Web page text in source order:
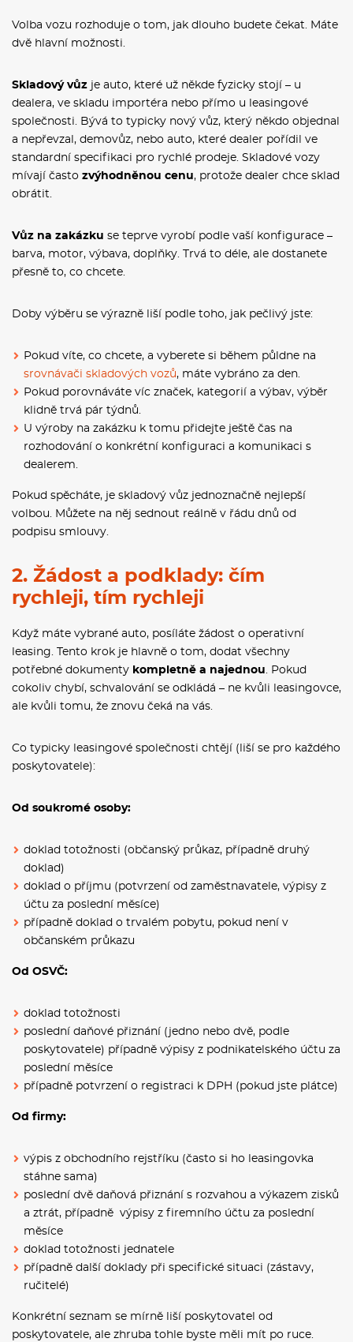
Volba vozu rozhoduje o tom, jak dlouho budete čekat. Máte
dvě hlavní možnosti.
Skladový vůz je auto, které už někde fyzicky stojí – u
dealera, ve skladu importéra nebo přímo u leasingové
společnosti. Bývá to typicky nový vůz, který někdo objednal
a nepřevzal, demovůz, nebo auto, které dealer pořídil ve
standardní specifikaci pro rychlé prodeje. Skladové vozy
mívají často zvýhodněnou cenu, protože dealer chce sklad
obrátit.
Vůz na zakázku se teprve vyrobí podle vaší konfigurace –
barva, motor, výbava, doplňky. Trvá to déle, ale dostanete
přesně to, co chcete.
Doby výběru se výrazně liší podle toho, jak pečlivý jste:
Pokud víte, co chcete, a vyberete si během půldne na
srovnávači skladových vozů, máte vybráno za den.
Pokud porovnáváte víc značek, kategorií a výbav, výběr
klidně trvá pár týdnů.
U výroby na zakázku k tomu přidejte ještě čas na
rozhodování o konkrétní konfiguraci a komunikaci s
dealerem.
Pokud spěcháte, je skladový vůz jednoznačně nejlepší
volbou. Můžete na něj sednout reálně v řádu dnů od
podpisu smlouvy.
2. Žádost a podklady: čím
rychleji, tím rychleji
Když máte vybrané auto, posíláte žádost o operativní
leasing. Tento krok je hlavně o tom, dodat všechny
potřebné dokumenty kompletně a najednou . Pokud
cokoliv chybí, schvalování se odkládá – ne kvůli leasingovce,
ale kvůli tomu, že znovu čeká na vás.
Co typicky leasingové společnosti chtějí (liší se pro každého
poskytovatele):
Od soukromé osoby:
doklad totožnosti (občanský průkaz, případně druhý
doklad)
doklad o příjmu (potvrzení od zaměstnavatele, výpisy z
účtu za poslední měsíce)
případně doklad o trvalém pobytu, pokud není v
občanském průkazu
Od OSVČ:
doklad totožnosti
poslední daňové přiznání (jedno nebo dvě, podle
poskytovatele) případně výpisy z podnikatelského účtu za
poslední měsíce
případně potvrzení o registraci k DPH (pokud jste plátce)
Od firmy:
výpis z obchodního rejstříku (často si ho leasingovka
stáhne sama)
poslední dvě daňová přiznání s rozvahou a výkazem zisků
a ztrát, případně výpisy z firemního účtu za poslední
měsíce
doklad totožnosti jednatele
případně další doklady při specifické situaci (zástavy,
ručitelé)
Konkrétní seznam se mírně liší poskytovatel od
poskytovatele, ale zhruba tohle byste měli mít po ruce.